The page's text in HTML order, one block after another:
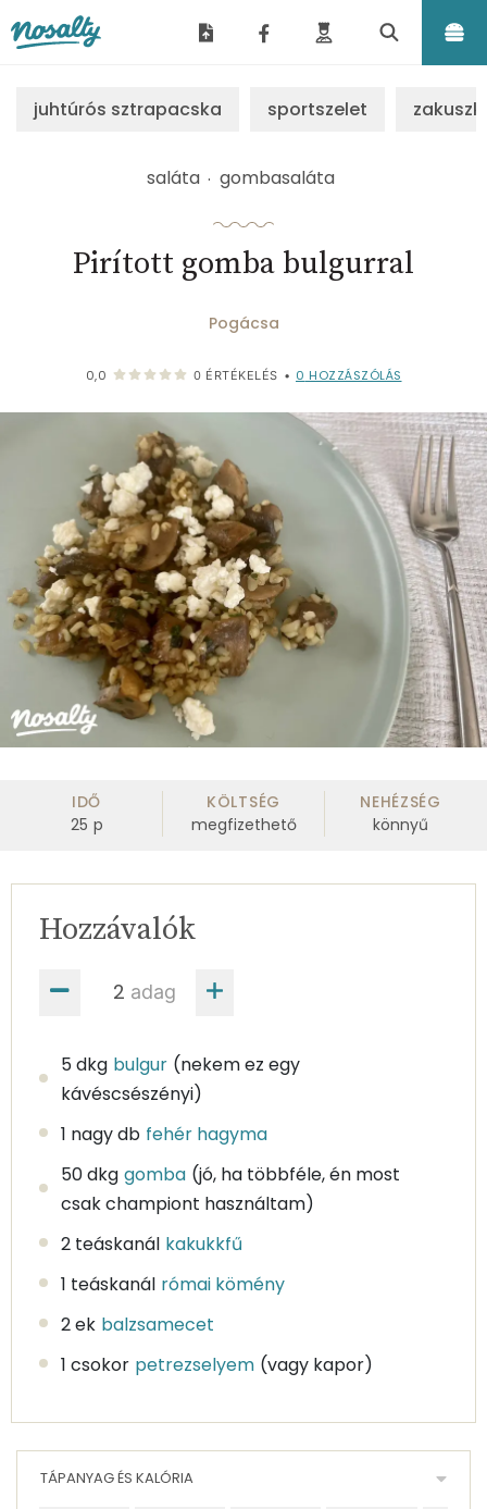
juhtúrós sztrapacska sportszelet
saláta gombasaláta
Pirított gomba bulgurral
Pogácsa
0,0 0 ÉRTÉKELÉS • 0 HOZZÁSZÓLÁS
IDŐ
25 p
KÖLTSÉG
megfizethető
NEHÉZSÉG
könnyű
adag
Hozzávalók
5 dkg bulgur (nekem ez egy
kávéscsészényi)
1 nagy db fehér hagyma
50 dkg gomba (jó, ha többféle, én most
csak championt használtam)
2 teáskanál kakukkfű
1 teáskanál római kömény
2 ek balzsamecet
1 csokor petrezselyem (vagy kapor)
TÁPANYAG ÉS KALÓRIA